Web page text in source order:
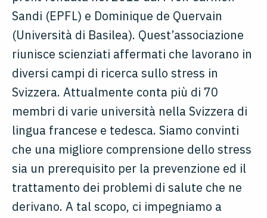
Sandi (EPFL) e Dominique de Quervain
(Università di Basilea). Quest’associazione
riunisce scienziati affermati che lavorano in
diversi campi di ricerca sullo stress in
Svizzera. Attualmente conta più di 70
membri di varie università nella Svizzera di
lingua francese e tedesca. Siamo convinti
che una migliore comprensione dello stress
sia un prerequisito per la prevenzione ed il
trattamento dei problemi di salute che ne
derivano. A tal scopo, ci impegniamo a